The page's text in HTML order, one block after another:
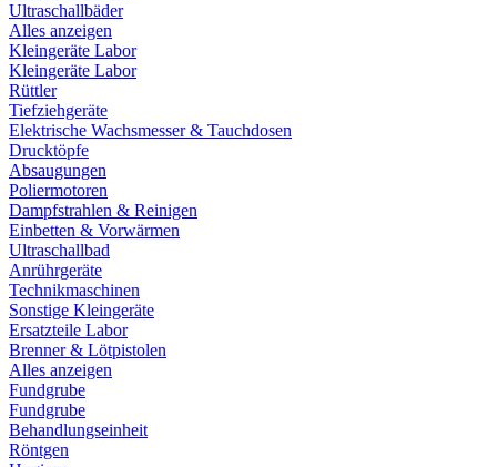
Ultraschallbäder
Alles anzeigen
Kleingeräte Labor
Kleingeräte Labor
Rüttler
Tiefziehgeräte
Elektrische Wachsmesser & Tauchdosen
Drucktöpfe
Absaugungen
Poliermotoren
Dampfstrahlen & Reinigen
Einbetten & Vorwärmen
Ultraschallbad
Anrührgeräte
Technikmaschinen
Sonstige Kleingeräte
Ersatzteile Labor
Brenner & Lötpistolen
Alles anzeigen
Fundgrube
Fundgrube
Behandlungseinheit
Röntgen